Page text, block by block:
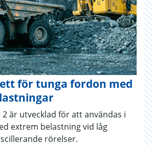
för tunga fordon med
2 är utvecklad för att användas i
extrem belastning vid låg
rörelser.